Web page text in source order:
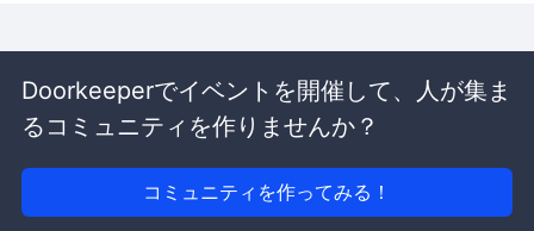
Doorkeeperでイベントを開催して、人が集ま
るコミュニティを作りませんか？
コミュニティを作ってみる！